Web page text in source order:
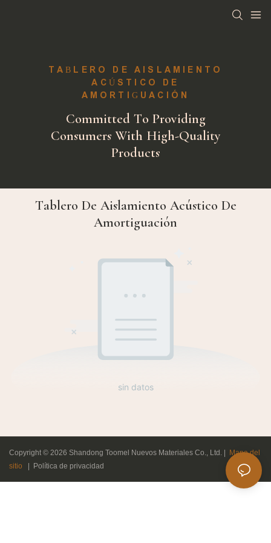
TABLERO DE AISLAMIENTO
ACÚSTICO DE
AMORTIGUACIÓN
Committed To Providing
Consumers With High-Quality
Products
Tablero De Aislamiento Acústico De
Amortiguación
sin datos
Copyright © 2026 Shandong Toomel Nuevos Materiales Co., Ltd. | Mapa del
sitio
| Política de privacidad